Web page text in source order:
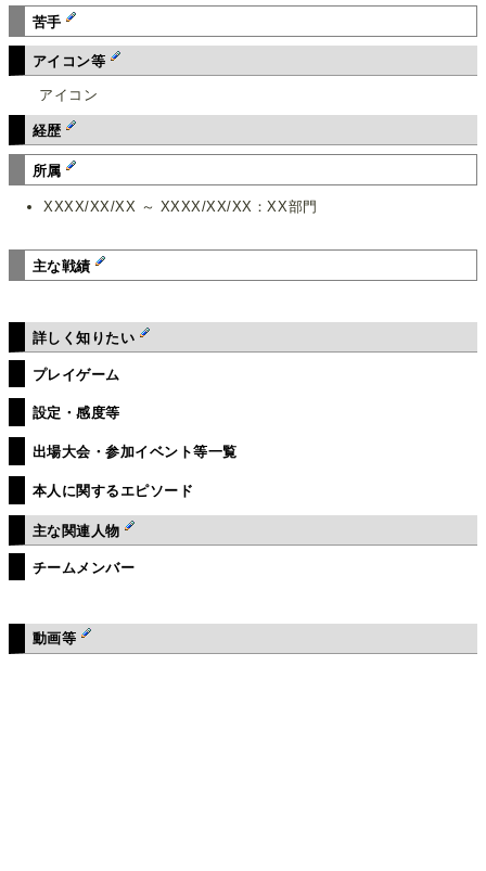
苦手
アイコン等
アイコン
経歴
所属
XXXX/XX/XX ～ XXXX/XX/XX：XX部門
主な戦績
詳しく知りたい
プレイゲーム
設定・感度等
出場大会・参加イベント等一覧
本人に関するエピソード
主な関連人物
チームメンバー
動画等